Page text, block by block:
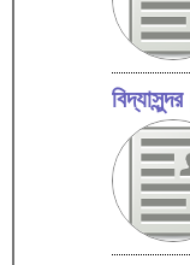
বিদ্যাসুন্দর